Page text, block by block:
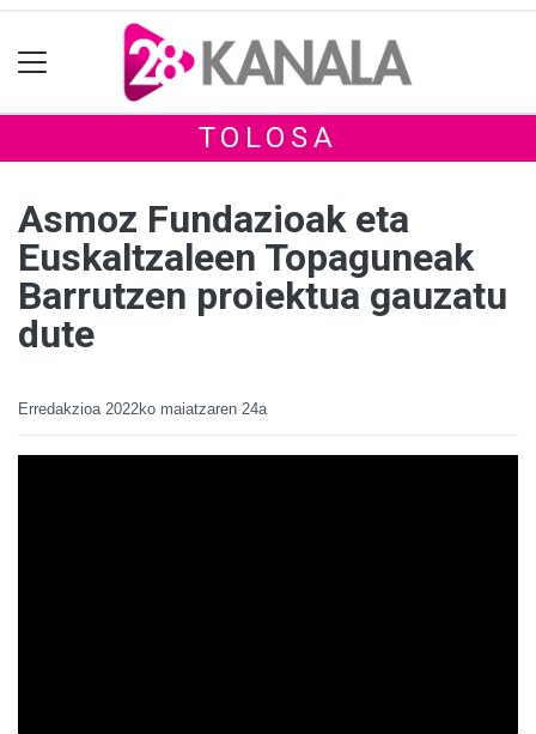
TOLOSA
Asmoz Fundazioak eta
Euskaltzaleen Topaguneak
Barrutzen proiektua gauzatu
dute
Erredakzioa 2022ko maiatzaren 24a